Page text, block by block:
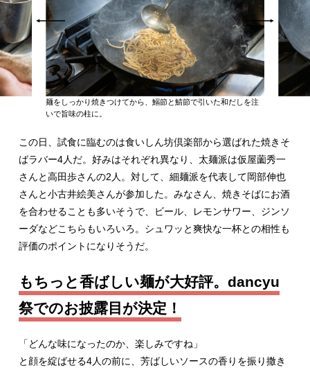
麺をしっかり焼きつけてから、鰯節と鯖節で引いた和だしを注
いで旨味の柱に。
この日、試食に臨むのは食いしん坊倶楽部から選ばれた焼きそ
ばラバー4人だ。好みはそれぞれ異なり、太麺派は仮屋薗秀一
さんと高田歩さんの2人。対して、細麺派を代表して岡部伸也
さんと小古井絵美さんが参加した。みなさん、焼きそばにお酒
を合わせることも多いそうで、ビール、レモンサワー、ジンソ
ーダなどこちらもいろいろ。シュワッと爽快な一杯との相性も
評価のポイントになりそうだ。
もちっと香ばしい麺が大好評。dancyu
祭でのお披露目が決定！
「どんな味になったのか、楽しみですね」
と顔を綻ばせる4人の前に、芳ばしいソースの香りを振り撒き